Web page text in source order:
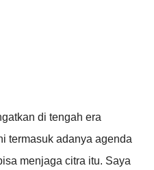
di tengah era
termasuk adanya agenda
menjaga citra itu. Saya